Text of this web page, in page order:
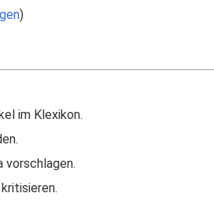
)
im Klexikon.
vorschlagen.